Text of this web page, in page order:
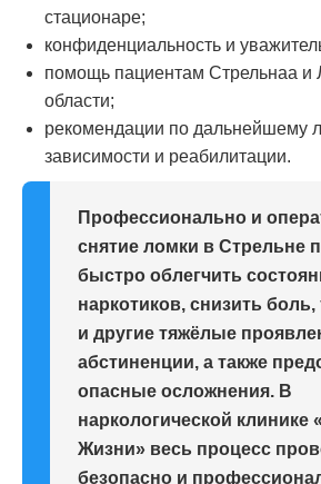
стационаре;
конфиденциальность и
помощь пациентам Стрельнаа и
области;
рекомендации по дальнейшему
зависимости и реабилитации.
Профессионально и
снятие ломки в Стрельне
быстро облегчить
наркотиков, снизить
и другие тяжёлые
абстиненции, а также
опасные осложнения. В
наркологической клинике
Жизни» весь процесс
безопасно и